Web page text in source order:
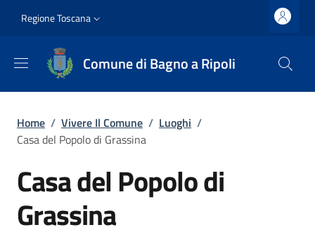
Slim top
Regione Toscana
Comune di Bagno a Ripoli
Briciole di pane
Home / Vivere Il Comune / Luoghi /
Casa del Popolo di Grassina
Casa del Popolo di
Grassina